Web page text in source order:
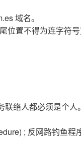
域名。
位置不得为连字符
络人都必须是个人。
; 反网路钓鱼程